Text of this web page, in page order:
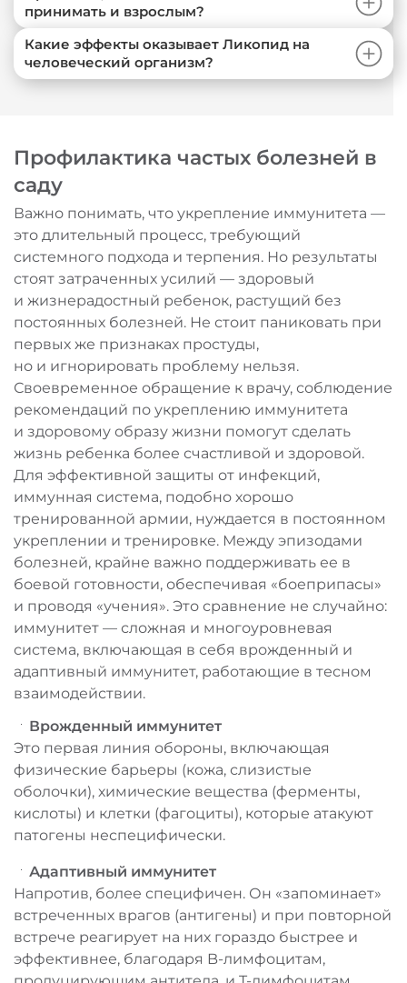
принимать и взрослым?
Какие эффекты оказывает Ликопид на
человеческий организм?
Профилактика частых болезней в
саду
Важно понимать, что укрепление иммунитета —
это длительный процесс, требующий
системного подхода и терпения. Но результаты
стоят затраченных усилий — здоровый
и жизнерадостный ребенок, растущий без
постоянных болезней. Не стоит паниковать при
первых же признаках простуды,
но и игнорировать проблему нельзя.
Своевременное обращение к врачу, соблюдение
рекомендаций по укреплению иммунитета
и здоровому образу жизни помогут сделать
жизнь ребенка более счастливой и здоровой.
Для эффективной защиты от инфекций,
иммунная система, подобно хорошо
тренированной армии, нуждается в постоянном
укреплении и тренировке. Между эпизодами
болезней, крайне важно поддерживать ее в
боевой готовности, обеспечивая «боеприпасы»
и проводя «учения». Это сравнение не случайно:
иммунитет — сложная и многоуровневая
система, включающая в себя врожденный и
адаптивный иммунитет, работающие в тесном
взаимодействии.
Врожденный иммунитет
Это первая линия обороны, включающая
физические барьеры (кожа, слизистые
оболочки), химические вещества (ферменты,
кислоты) и клетки (фагоциты), которые атакуют
патогены неспецифически.
Адаптивный иммунитет
Напротив, более специфичен. Он «запоминает»
встреченных врагов (антигены) и при повторной
встрече реагирует на них гораздо быстрее и
эффективнее, благодаря B-лимфоцитам,